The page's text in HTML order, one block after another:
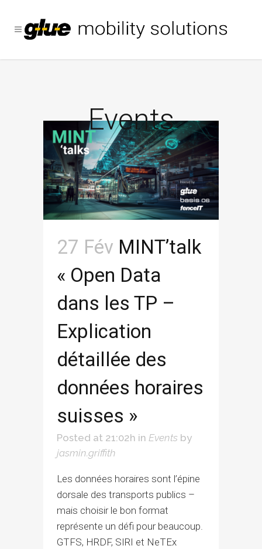
Events
27 Fév MINT’talk
« Open Data
dans les TP –
Explication
détaillée des
données horaires
suisses »
Posted at 21:02h in Events by
jasmin.griffith
Les données horaires sont l’épine
dorsale des transports publics –
mais choisir le bon format
représente un défi pour beaucoup.
GTFS, HRDF, SIRI et NeTEx